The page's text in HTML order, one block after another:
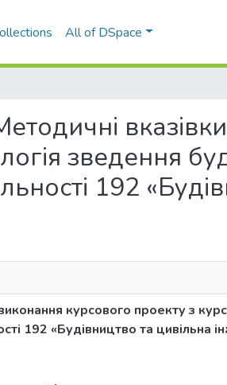
All of DSpace
зведення
192
курсового проекту з
192 «Будівництво та цивільна